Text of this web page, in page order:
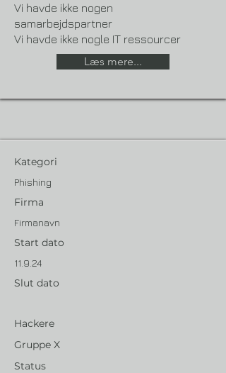
Vi havde ikke nogen
samarbejdspartner
Vi havde ikke nogle IT ressourcer
Læs mere...
Kategori
Phishing
Firma
Firmanavn
Start dato
11.9.24
Slut dato
Hackere
Gruppe X
Status